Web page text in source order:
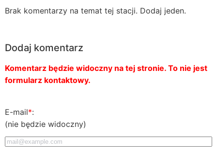
Brak komentarzy na temat tej stacji. Dodaj jeden.
Dodaj komentarz
Komentarz będzie widoczny na tej stronie. To nie jest
formularz kontaktowy.
E-mail*:
(nie będzie widoczny)